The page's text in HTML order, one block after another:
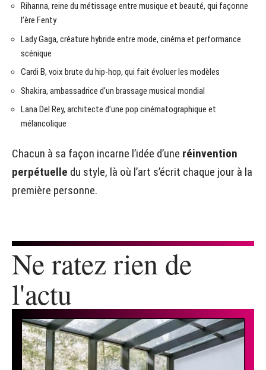
Rihanna, reine du métissage entre musique et beauté, qui façonne
l’ère Fenty
Lady Gaga, créature hybride entre mode, cinéma et performance
scénique
Cardi B, voix brute du hip-hop, qui fait évoluer les modèles
Shakira, ambassadrice d’un brassage musical mondial
Lana Del Rey, architecte d’une pop cinématographique et
mélancolique
Chacun à sa façon incarne l’idée d’une réinvention
perpétuelle du style, là où l’art s’écrit chaque jour à la
première personne.
Ne ratez rien de
l'actu